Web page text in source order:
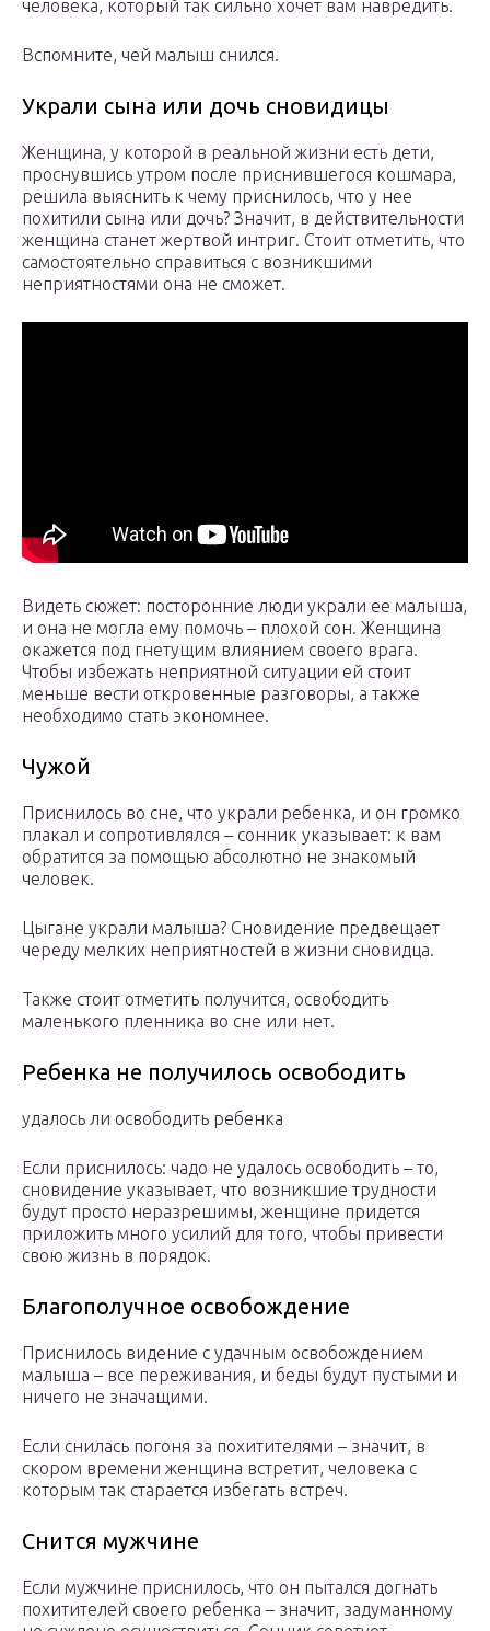
человека, который так сильно хочет вам навредить.
Вспомните, чей малыш снился.
Украли сына или дочь сновидицы
Женщина, у которой в реальной жизни есть дети,
проснувшись утром после приснившегося кошмара,
решила выяснить к чему приснилось, что у нее
похитили сына или дочь? Значит, в действительности
женщина станет жертвой интриг. Стоит отметить, что
самостоятельно справиться с возникшими
неприятностями она не сможет.
Видеть сюжет: посторонние люди украли ее малыша,
и она не могла ему помочь – плохой сон. Женщина
окажется под гнетущим влиянием своего врага.
Чтобы избежать неприятной ситуации ей стоит
меньше вести откровенные разговоры, а также
необходимо стать экономнее.
Чужой
Приснилось во сне, что украли ребенка, и он громко
плакал и сопротивлялся – сонник указывает: к вам
обратится за помощью абсолютно не знакомый
человек.
Цыгане украли малыша? Сновидение предвещает
череду мелких неприятностей в жизни сновидца.
Также стоит отметить получится, освободить
маленького пленника во сне или нет.
Ребенка не получилось освободить
удалось ли освободить ребенка
Если приснилось: чадо не удалось освободить – то,
сновидение указывает, что возникшие трудности
будут просто неразрешимы, женщине придется
приложить много усилий для того, чтобы привести
свою жизнь в порядок.
Благополучное освобождение
Приснилось видение с удачным освобождением
малыша – все переживания, и беды будут пустыми и
ничего не значащими.
Если снилась погоня за похитителями – значит, в
скором времени женщина встретит, человека с
которым так старается избегать встреч.
Снится мужчине
Если мужчине приснилось, что он пытался догнать
похитителей своего ребенка – значит, задуманному